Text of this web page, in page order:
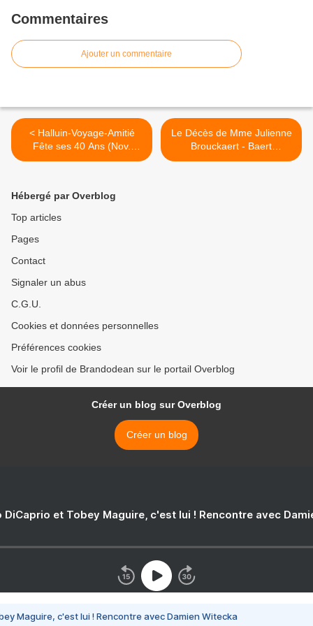
Commentaires
Ajouter un commentaire
< Halluin-Voyage-Amitié
Fête ses 40 Ans (Nov.
2022).
Le Décès de Mme Julienne
Brouckaert - Baert
(Novembre 2022). >
Hébergé par Overblog
Top articles
Pages
Contact
Signaler un abus
C.G.U.
Cookies et données personnelles
Préférences cookies
Voir le profil de Brandodean sur le portail Overblog
Créer un blog sur Overblog
Créer un blog
DiCaprio et Tobey Maguire, c'est lui ! Rencontre avec
Maguire, c'est lui ! Rencontre avec Damien Witecka